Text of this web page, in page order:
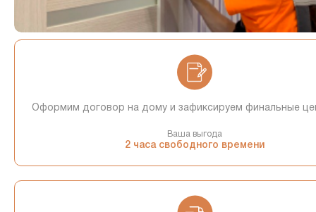
Оформим договор на дому и зафиксируем финальные
Ваша выгода
2 часа свободного времени